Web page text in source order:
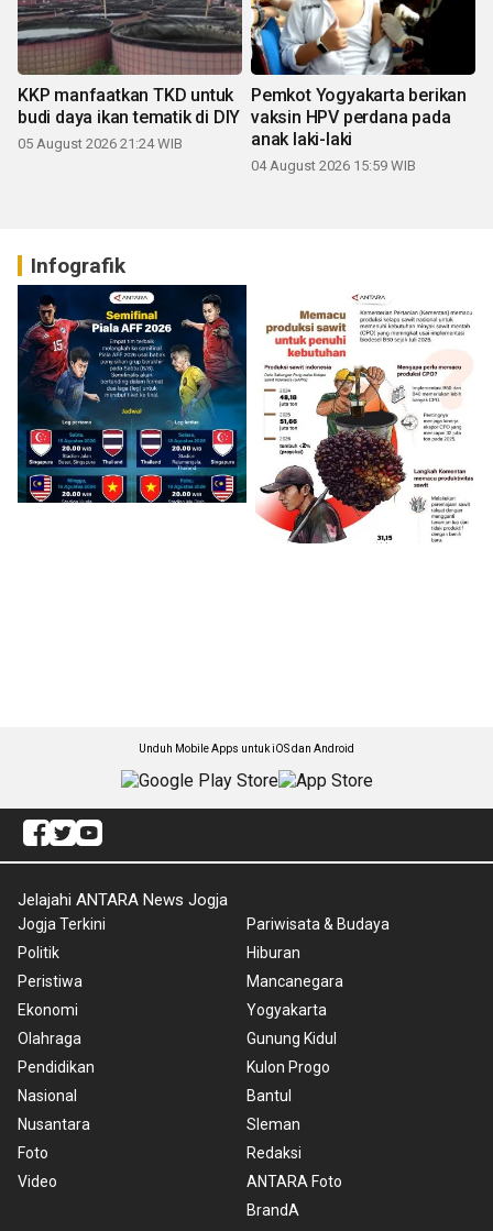
KKP manfaatkan TKD untuk
budi daya ikan tematik di DIY
05 August 2026 21:24 WIB
Pemkot Yogyakarta berikan
vaksin HPV perdana pada
anak laki-laki
04 August 2026 15:59 WIB
Infografik
Unduh Mobile Apps untuk iOS dan Android
Jelajahi ANTARA News Jogja
Jogja Terkini
Politik
Peristiwa
Ekonomi
Olahraga
Pendidikan
Nasional
Nusantara
Foto
Video
Pariwisata & Budaya
Hiburan
Mancanegara
Yogyakarta
Gunung Kidul
Kulon Progo
Bantul
Sleman
Redaksi
ANTARA Foto
BrandA